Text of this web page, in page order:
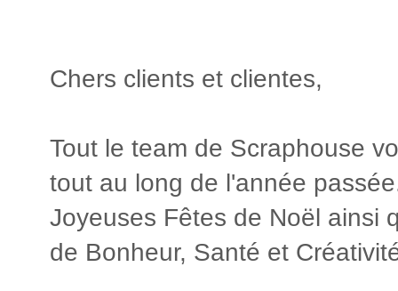
Chers clients et clientes,
Tout le team de Scraphouse
tout au long de l'année
Joyeuses Fêtes de Noël ainsi
de Bonheur, Santé et